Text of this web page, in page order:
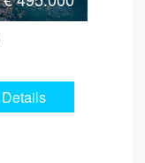
Details